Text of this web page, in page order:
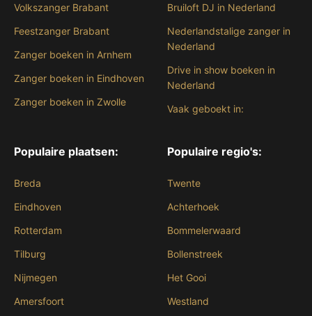
Volkszanger Brabant
Feestzanger Brabant
Zanger boeken in Arnhem
Zanger boeken in Eindhoven
Zanger boeken in Zwolle
Bruiloft DJ in Nederland
Nederlandstalige zanger in
Nederland
Drive in show boeken in
Nederland
Vaak geboekt in:
Populaire plaatsen:
Breda
Eindhoven
Rotterdam
Tilburg
Nijmegen
Amersfoort
Populaire regio's:
Twente
Achterhoek
Bommelerwaard
Bollenstreek
Het Gooi
Westland